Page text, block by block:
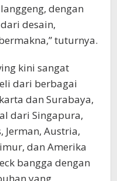
dengan
desain,
tuturnya.
kini sangat
dari berbagai
dan Surabaya,
dari Singapura,
Jerman, Austria,
dan Amerika
bangga dengan
yang